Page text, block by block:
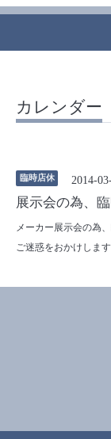
カレンダー
臨時店休 2014-
展示会の為、
メーカー展示会の為
ご迷惑をおかけしま